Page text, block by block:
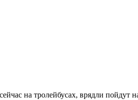
на тролейбусах, врядли пойдут